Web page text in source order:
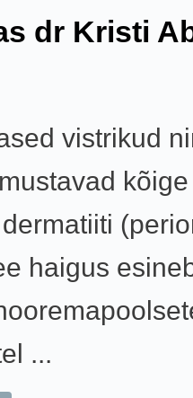
dr Kristi
vistrikud
haigus
...